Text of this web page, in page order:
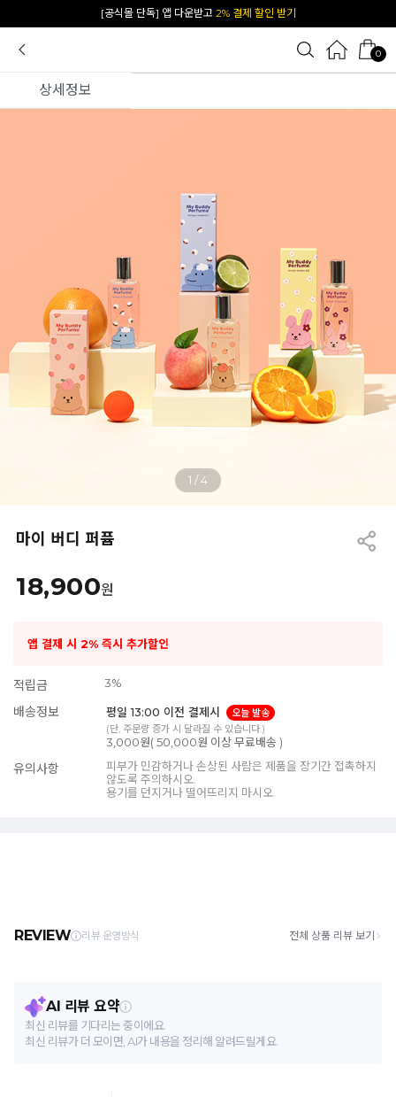
[공식몰 단독] 앱 다운받고 2% 결제 할인 받기
0
상세정보
1 /4
마이 버디 퍼퓸
18,900원
앱 결제 시 2% 즉시 추가할인
적립금 3%
배송정보 평일 13:00 이전 결제시
오늘 발송
(단, 주문량 증가 시 달라질 수 있습니다.)
3,000원( 50,000원 이상 무료배송 )
유의사항
피부가 민감하거나 손상된 사람은 제품을 장기간 접촉하지
않도록 주의하시오.
용기를 던지거나 떨어뜨리지 마시오.